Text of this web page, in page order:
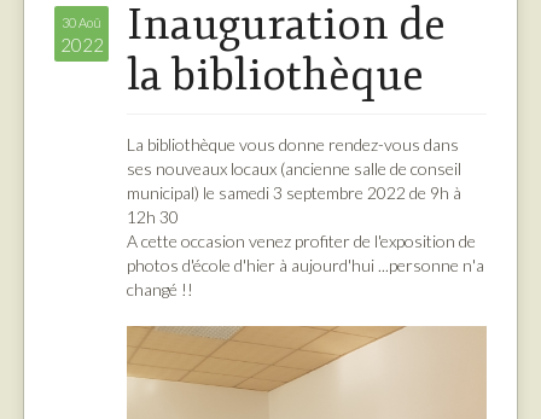
30 Aoû
2022
Inauguration de
la bibliothèque
La bibliothèque vous donne rendez-vous dans
ses nouveaux locaux (ancienne salle de conseil
municipal) le samedi 3 septembre 2022 de 9h à
12h 30
A cette occasion venez profiter de l'exposition de
photos d'école d'hier à aujourd'hui ...personne n'a
changé !!